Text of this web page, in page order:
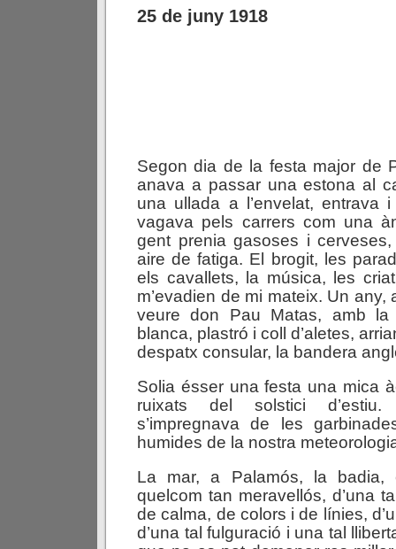
25 de juny 1918
Segon dia de la festa major de
anava a passar una estona al
una ullada a l’envelat, entrava
vagava pels carrers com una
gent prenia gasoses i
aire de fatiga. El brogit, les
els cavallets, la música, les
m’evadien de mi mateix. Un any,
veure don Pau Matas, amb
blanca, plastró i coll d’aletes,
despatx consular, la bandera
Solia ésser una festa una mica
ruixats del solstici d’estiu.
s’impregnava de les
humides de la nostra
La mar, a Palamós, la badia,
quelcom tan meravellós, d’una
de calma, de colors i de línies,
d’una tal fulguració i una tal